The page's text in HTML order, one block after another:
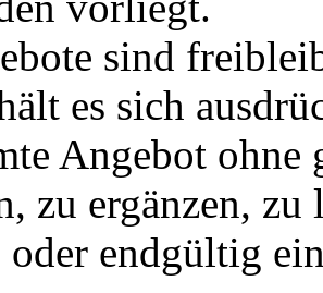
sind
es sich
Angebot
zu ergänzen,
oder endgültig